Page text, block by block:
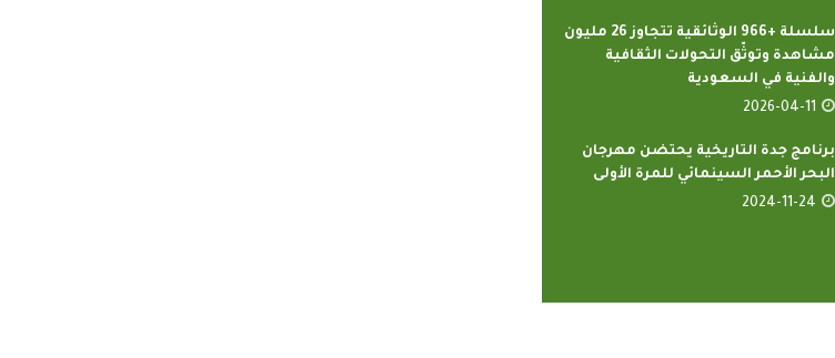
سلسلة +966 الوثائقية تتجاوز 26 مليون
مشاهدة وتوثّق التحولات الثقافية
والفنية في السعودية
2026-04-11
برنامج جدة التاريخية يحتضن مهرجان
البحر الأحمر السينمائي للمرة الأولى
2024-11-24